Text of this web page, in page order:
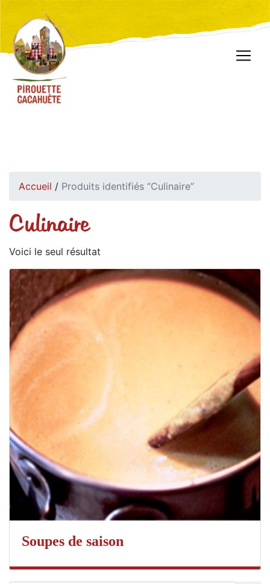
Accueil / Produits identifiés “Culinaire”
Culinaire
Voici le seul résultat
Soupes de saison